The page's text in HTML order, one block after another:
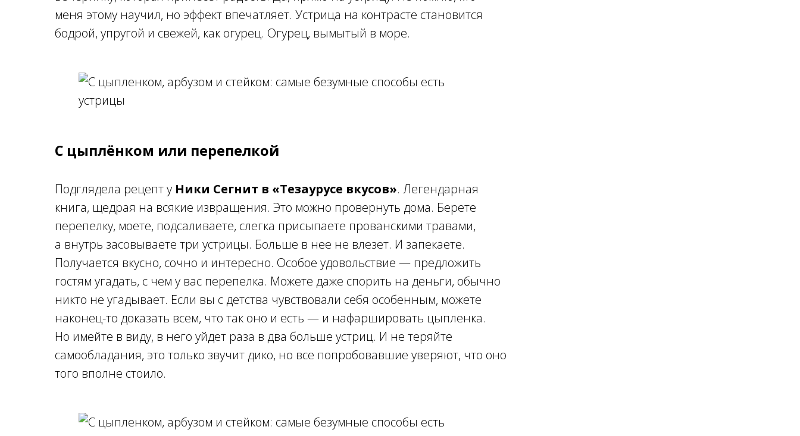
меня этому научил, но эффект впечатляет. Устрица на контрасте становится
бодрой, упругой и свежей, как огурец. Огурец, вымытый в море.
С цыплёнком или перепелкой
Подглядела рецепт у Ники Сегнит в «Тезаурусе вкусов». Легендарная
книга, щедрая на всякие извращения. Это можно провернуть дома. Берете
перепелку, моете, подсаливаете, слегка присыпаете прованскими травами,
а внутрь засовываете три устрицы. Больше в нее не влезет. И запекаете.
Получается вкусно, сочно и интересно. Особое удовольствие — предложить
гостям угадать, с чем у вас перепелка. Можете даже спорить на деньги, обычно
никто не угадывает. Если вы с детства чувствовали себя особенным, можете
наконец-то доказать всем, что так оно и есть — и нафаршировать цыпленка.
Но имейте в виду, в него уйдет раза в два больше устриц. И не теряйте
самообладания, это только звучит дико, но все попробовавшие уверяют, что оно
того вполне стоило.